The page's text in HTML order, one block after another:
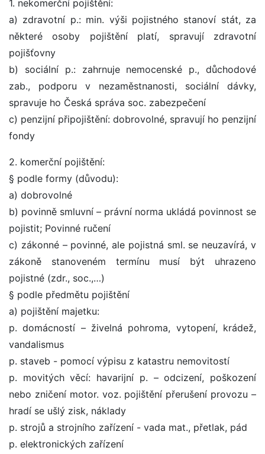
1. nekomerční pojištění:
a) zdravotní p.: min. výši pojistného stanoví stát, za
některé osoby pojištění platí, spravují zdravotní
pojišťovny
b) sociální p.: zahrnuje nemocenské p., důchodové
zab., podporu v nezaměstnanosti, sociální dávky,
spravuje ho Česká správa soc. zabezpečení
c) penzijní připojištění: dobrovolné, spravují ho penzijní
fondy
2. komerční pojištění:
§ podle formy (důvodu):
a) dobrovolné
b) povinně smluvní – právní norma ukládá povinnost se
pojistit; Povinné ručení
c) zákonné – povinné, ale pojistná sml. se neuzavírá, v
zákoně stanoveném termínu musí být uhrazeno
pojistné (zdr., soc.,…)
§ podle předmětu pojištění
a) pojištění majetku:
p. domácností – živelná pohroma, vytopení, krádež,
vandalismus
p. staveb - pomocí výpisu z katastru nemovitostí
p. movitých věcí: havarijní p. – odcizení, poškození
nebo zničení motor. voz. pojištění přerušení provozu –
hradí se ušlý zisk, náklady
p. strojů a strojního zařízení - vada mat., přetlak, pád
p. elektronických zařízení